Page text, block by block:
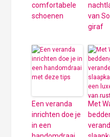
comfortabele
schoenen
van
giraf
Een veranda
inrichten doe je
in een
Met